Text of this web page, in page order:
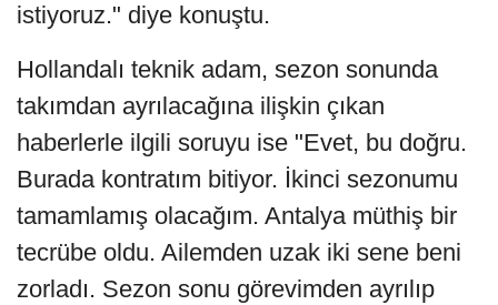
istiyoruz." diye konuştu.
Hollandalı teknik adam, sezon sonunda
takımdan ayrılacağına ilişkin çıkan
haberlerle ilgili soruyu ise "Evet, bu doğru.
Burada kontratım bitiyor. İkinci sezonumu
tamamlamış olacağım. Antalya müthiş bir
tecrübe oldu. Ailemden uzak iki sene beni
zorladı. Sezon sonu görevimden ayrılıp